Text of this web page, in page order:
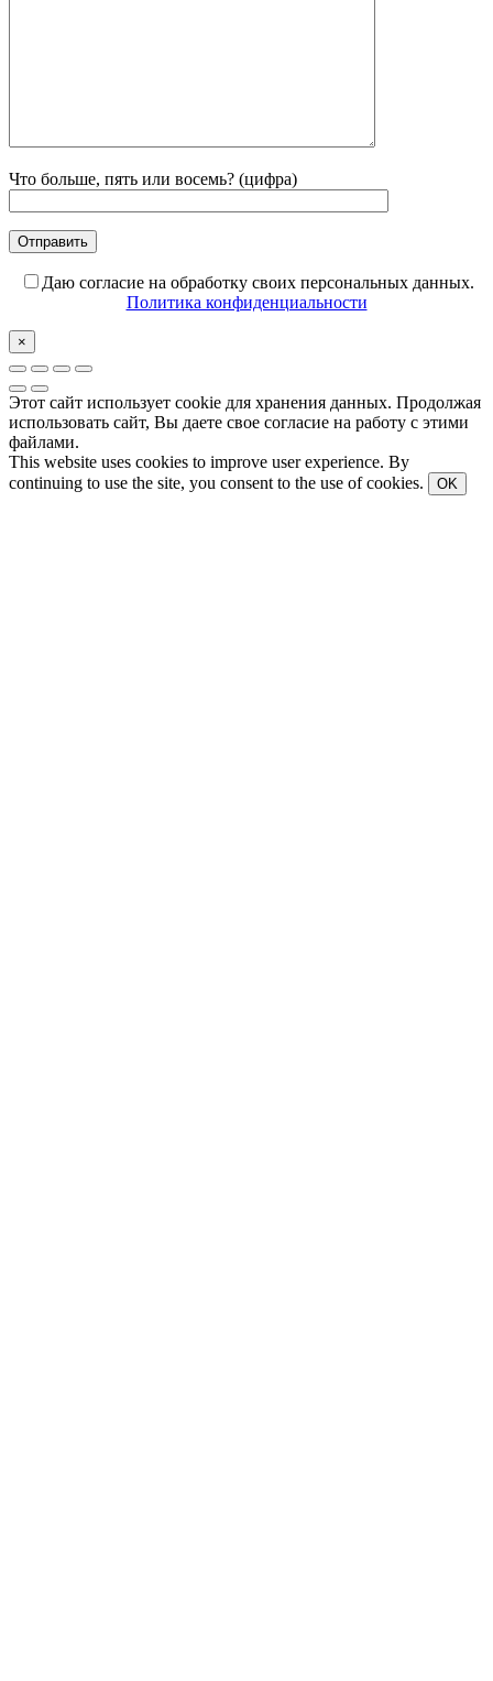
Что больше, пять или восемь? (цифра)
Даю согласие на обработку своих персональных данных.
Политика конфиденциальности
×
Этот сайт использует cookie для хранения данных. Продолжая
использовать сайт, Вы даете свое согласие на работу с этими
файлами.
This website uses cookies to improve user experience. By
continuing to use the site, you consent to the use of cookies.
OK